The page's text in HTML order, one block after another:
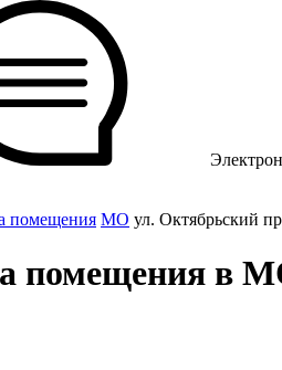
помещения МО ул. Октябрьский
помещения в